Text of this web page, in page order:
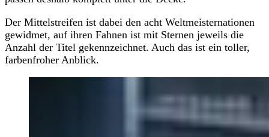
Der Mittelstreifen ist dabei den acht Weltmeisternationen
gewidmet, auf ihren Fahnen ist mit Sternen jeweils die
Anzahl der Titel gekennzeichnet. Auch das ist ein toller,
farbenfroher Anblick.